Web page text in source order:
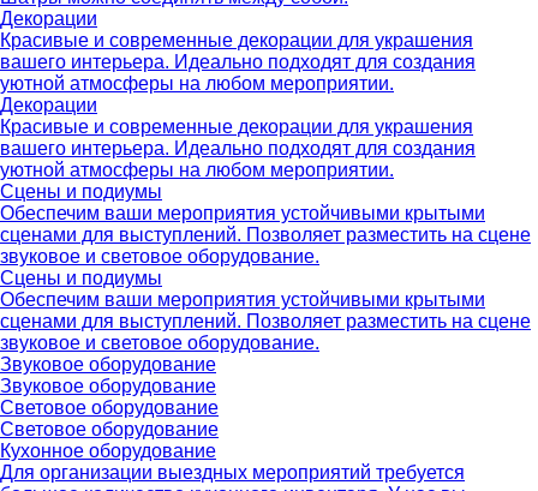
Декорации
Красивые и современные декорации для украшения
вашего интерьера. Идеально подходят для создания
уютной атмосферы на любом мероприятии.
Декорации
Красивые и современные декорации для украшения
вашего интерьера. Идеально подходят для создания
уютной атмосферы на любом мероприятии.
Сцены и подиумы
Обеспечим ваши мероприятия устойчивыми крытыми
сценами для выступлений. Позволяет разместить на сцене
звуковое и световое оборудование.
Сцены и подиумы
Обеспечим ваши мероприятия устойчивыми крытыми
сценами для выступлений. Позволяет разместить на сцене
звуковое и световое оборудование.
Звуковое оборудование
Звуковое оборудование
Световое оборудование
Световое оборудование
Кухонное оборудование
Для организации выездных мероприятий требуется